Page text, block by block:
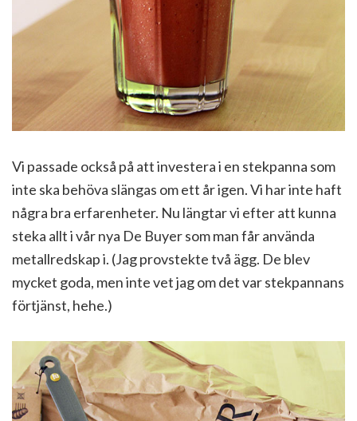
Vi passade också på att investera i en stekpanna som
inte ska behöva slängas om ett år igen. Vi har inte haft
några bra erfarenheter. Nu längtar vi efter att kunna
steka allt i vår nya De Buyer som man får använda
metallredskap i. (Jag provstekte två ägg. De blev
mycket goda, men inte vet jag om det var stekpannans
förtjänst, hehe.)